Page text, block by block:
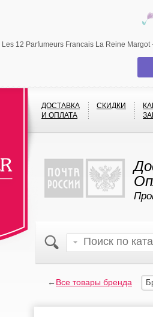
Les 12 Parfumeurs Francais La Reine
ДОСТАВКА
И ОПЛАТА
СКИДКИ
←Все товары бренда